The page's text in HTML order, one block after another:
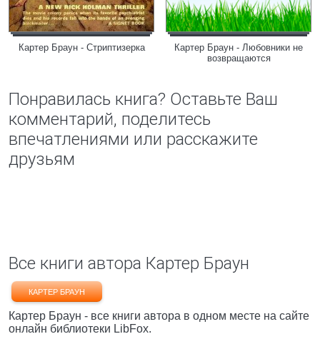
Картер Браун - Стриптизерка
Картер Браун - Любовники не
возвращаются
Понравилась книга? Оставьте Ваш
комментарий, поделитесь
впечатлениями или расскажите
друзьям
Все книги автора Картер Браун
КАРТЕР БРАУН
Картер Браун - все книги автора в одном месте на сайте
онлайн библиотеки LibFox.